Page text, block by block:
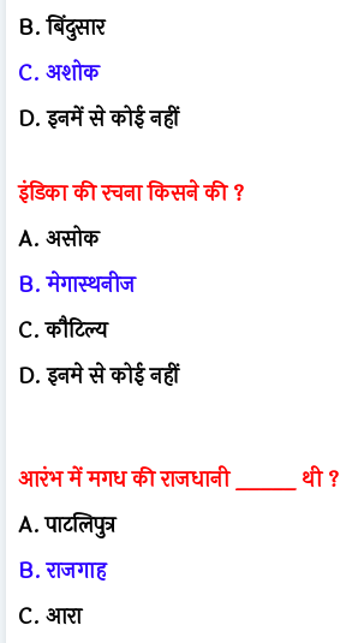
B. बिंदुसार
C. अशोक
D. इनमें से कोई नहीं
इंडिका की रचना किसने की ?
A. असोक
B. मेगास्थनीज
C. कौटिल्य
D. इनमे से कोई नहीं
आरंभ में मगध की राजधानी _____ थी ?
A. पाटलिपुत्र
B. राजगाह
C. आरा